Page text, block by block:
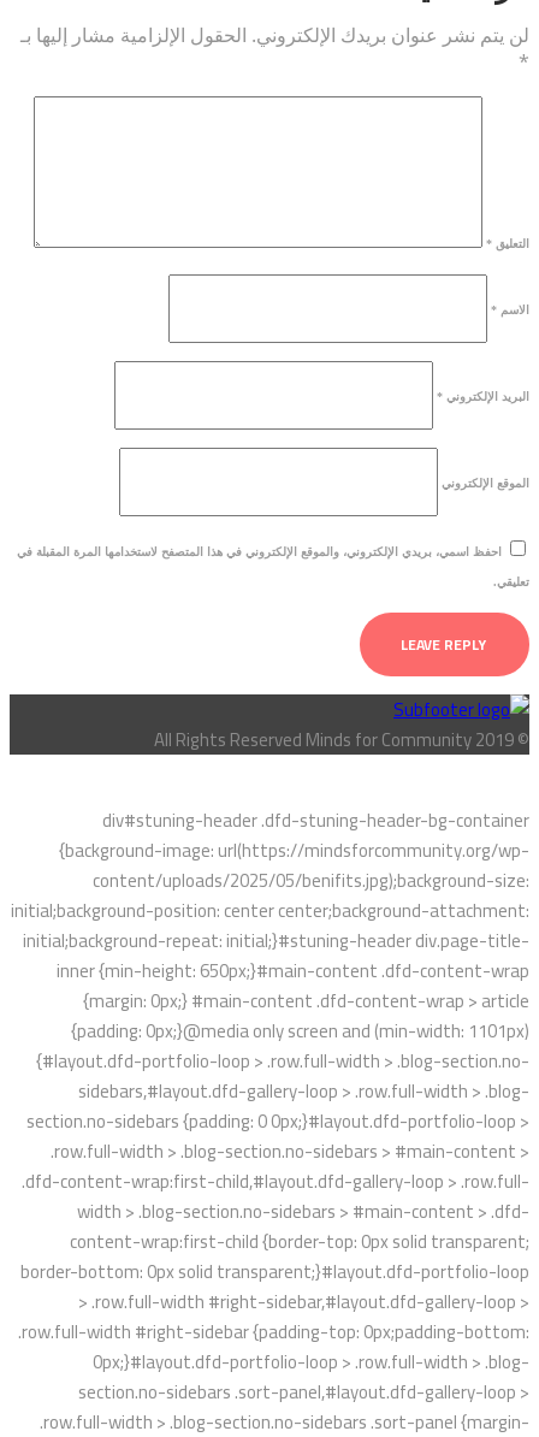
لن يتم نشر عنوان بريدك الإلكتروني. الحقول الإلزامية مشار إليها بـ
*
التعليق *
الاسم *
البريد الإلكتروني *
الموقع الإلكتروني
احفظ اسمي، بريدي الإلكتروني، والموقع الإلكتروني في هذا المتصفح لاستخدامها المرة المقبلة في
تعليقي.
© All Rights Reserved Minds for Community 2019
div#stuning-header .dfd-stuning-header-bg-container
{background-image: url(https://mindsforcommunity.org/wp-
content/uploads/2025/05/benifits.jpg);background-size:
initial;background-position: center center;background-attachment:
initial;background-repeat: initial;}#stuning-header div.page-title-
inner {min-height: 650px;}#main-content .dfd-content-wrap
{margin: 0px;} #main-content .dfd-content-wrap > article
{padding: 0px;}@media only screen and (min-width: 1101px)
{#layout.dfd-portfolio-loop > .row.full-width > .blog-section.no-
sidebars,#layout.dfd-gallery-loop > .row.full-width > .blog-
section.no-sidebars {padding: 0 0px;}#layout.dfd-portfolio-loop >
.row.full-width > .blog-section.no-sidebars > #main-content >
.dfd-content-wrap:first-child,#layout.dfd-gallery-loop > .row.full-
width > .blog-section.no-sidebars > #main-content > .dfd-
content-wrap:first-child {border-top: 0px solid transparent;
border-bottom: 0px solid transparent;}#layout.dfd-portfolio-loop
> .row.full-width #right-sidebar,#layout.dfd-gallery-loop >
.row.full-width #right-sidebar {padding-top: 0px;padding-bottom:
0px;}#layout.dfd-portfolio-loop > .row.full-width > .blog-
section.no-sidebars .sort-panel,#layout.dfd-gallery-loop >
.row.full-width > .blog-section.no-sidebars .sort-panel {margin-